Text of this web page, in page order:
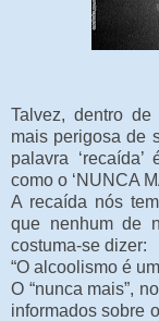
Talvez, dentro
mais perigosa de
palavra
como o ‘NUNCA
A recaída nós
que nenhum de
costuma-se dizer:
“O alcoolismo é
O “nunca mais”,
informados sobre